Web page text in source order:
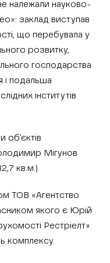
належали науково-
заклад виступав
що перебувала у
розвитку,
господарства
і подальша
інститутів
об’єктів
Мігунов
кв.м.).
ТОВ «Агентство
якого є Юрій
Рестріелт»
комплексу.